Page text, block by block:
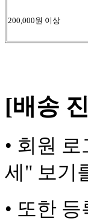
200,000원 이상
[배송
• 회원
세" 보기
• 또한